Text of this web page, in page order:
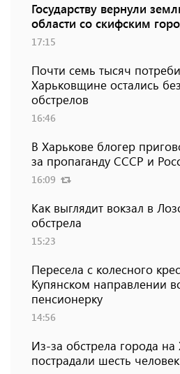
Государству вернули
области со скифским
17:15
Почти семь тысяч
Харьковщине остались
обстрелов
16:46
В Харькове блогер
за пропаганду СССР и
16:09
Как выглядит вокзал в
обстрела
15:23
Пересела с колесного
Купянском направлении
пенсионерку
14:56
Из-за обстрела города
пострадали шесть человек